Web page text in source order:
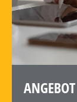
ANGEBOT